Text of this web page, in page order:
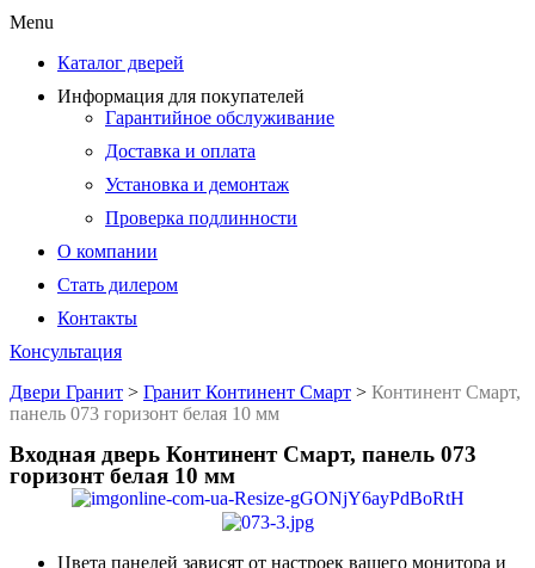
Menu
Каталог дверей
Информация для покупателей
Гарантийное обслуживание
Доставка и оплата
Установка и демонтаж
Проверка подлинности
О компании
Стать дилером
Контакты
Консультация
Двери Гранит > Гранит Континент Смарт > Континент Смарт,
панель 073 горизонт белая 10 мм
Входная дверь Континент Смарт, панель 073
горизонт белая 10 мм
Цвета панелей зависят от настроек вашего монитора и